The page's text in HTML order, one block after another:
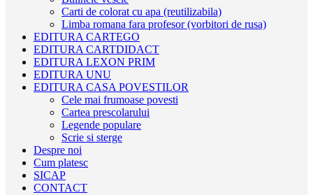
Carti de colorat cu apa (reutilizabila)
Limba romana fara profesor (vorbitori de rusa)
EDITURA CARTEGO
EDITURA CARTDIDACT
EDITURA LEXON PRIM
EDITURA UNU
EDITURA CASA POVESTILOR
Cele mai frumoase povesti
Cartea prescolarului
Legende populare
Scrie si sterge
Despre noi
Cum platesc
SICAP
CONTACT